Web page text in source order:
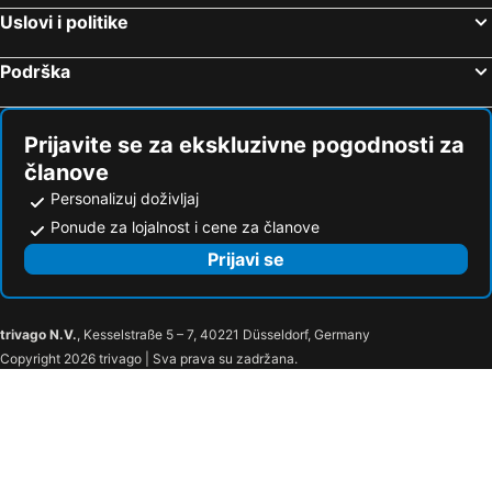
Uslovi i politike
Podrška
Prijavite se za ekskluzivne pogodnosti za
članove
Personalizuj doživljaj
Ponude za lojalnost i cene za članove
Prijavi se
trivago N.V., Kesselstraße 5 – 7, 40221 Düsseldorf, Germany
Copyright 2026 trivago | Sva prava su zadržana.